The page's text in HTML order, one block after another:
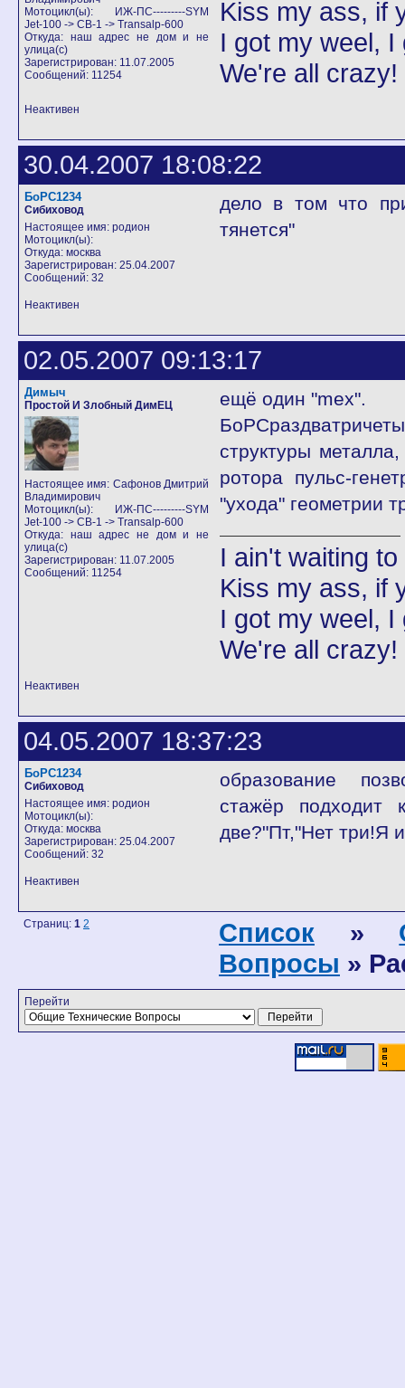
Мотоцикл(ы): ИЖ-ПС---------SYM
Jet-100 -> CB-1 -> Transalp-600
Откуда: наш адрес не дом и не
улица(с)
Зарегистрирован: 11.07.2005
Сообщений: 11254
Kiss my ass, if
I got my weel,
We're all
Неактивен
30.04.2007 18:08:22
БоРС1234
Сибиховод
Настоящее имя: родион
Мотоцикл(ы):
Откуда: москва
Зарегистрирован: 25.04.2007
Сообщений: 32
дело в том что
тянется"
Неактивен
02.05.2007 09:13:17
Димыч
Простой И Злобный ДимЕЦ
Настоящее имя: Сафонов Дмитрий
Владимирович
Мотоцикл(ы): ИЖ-ПС---------SYM
Jet-100 -> CB-1 -> Transalp-600
Откуда: наш адрес не дом и не
улица(с)
Зарегистрирован: 11.07.2005
Сообщений: 11254
ещё один "mex".
структуры
ротора пульс-
"ухода" геометрии
I ain't waiting
Kiss my ass, if
I got my weel,
We're all
Неактивен
04.05.2007 18:37:23
БоРС1234
Сибиховод
Настоящее имя: родион
Мотоцикл(ы):
Откуда: москва
Зарегистрирован: 25.04.2007
Сообщений: 32
образование
стажёр подходит
две?"Пт,"Нет три!Я
Неактивен
Страниц: 1 2 Список »
Вопросы »
Перейти